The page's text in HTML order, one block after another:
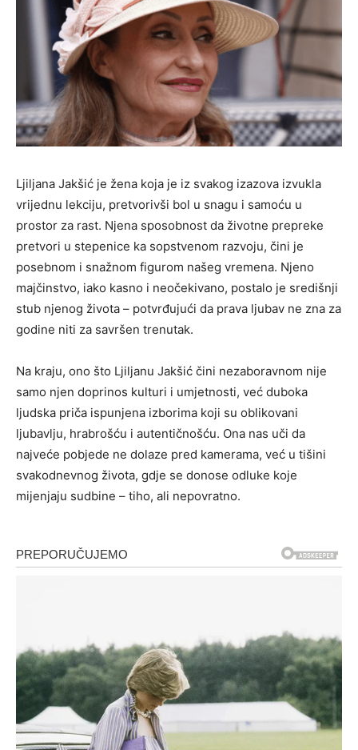
Ljiljana Jakšić je žena koja je iz svakog izazova izvukla
vrijednu lekciju, pretvorivši bol u snagu i samoću u
prostor za rast. Njena sposobnost da životne prepreke
pretvori u stepenice ka sopstvenom razvoju, čini je
posebnom i snažnom figurom našeg vremena. Njeno
majčinstvo, iako kasno i neočekivano, postalo je središnji
stub njenog života – potvrđujući da prava ljubav ne zna za
godine niti za savršen trenutak.
Na kraju, ono što Ljiljanu Jakšić čini nezaboravnom nije
samo njen doprinos kulturi i umjetnosti, već duboka
ljudska priča ispunjena izborima koji su oblikovani
ljubavlju, hrabrošću i autentičnošću. Ona nas uči da
najveće pobjede ne dolaze pred kamerama, već u tišini
svakodnevnog života, gdje se donose odluke koje
mijenjaju sudbine – tiho, ali nepovratno.